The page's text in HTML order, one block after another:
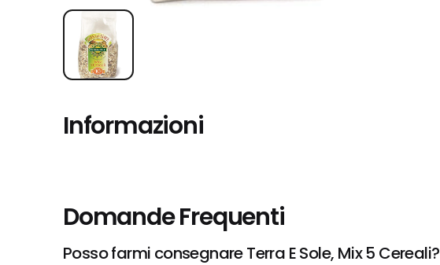
Informazioni
Domande Frequenti
Posso farmi consegnare Terra E Sole, Mix 5 Cereali?